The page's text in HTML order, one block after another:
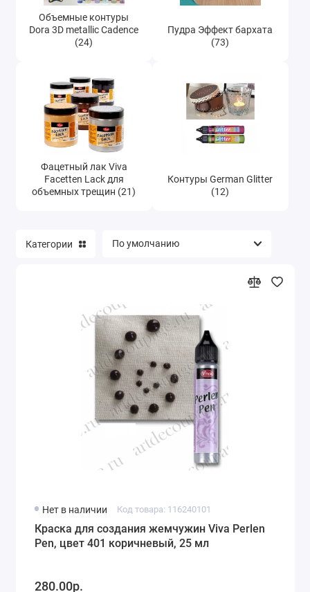
Объемные контуры
Dora 3D metallic Cadence
(24)
Пудра Эффект бархата
(73)
Фацетный лак Viva
Facetten Lack для
объемных трещин (21)
Контуры German Glitter
(12)
Категории
Нет в наличии Код товара: 116240101
Краска для создания жемчужин Viva Perlen
Pen, цвет 401 коричневый, 25 мл
280.00р.